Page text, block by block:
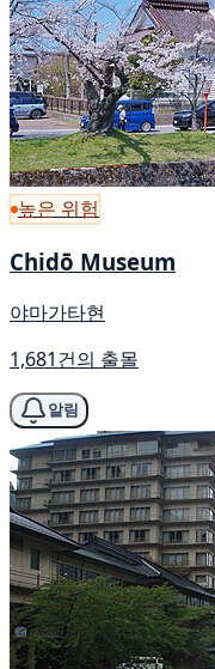
높은 위험
Chidō Museum
야마가타현
1,681건의 출몰
알림